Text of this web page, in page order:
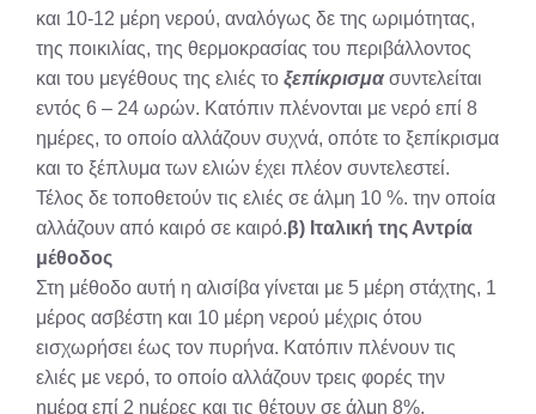
και 10-12 μέρη νερού, αναλόγως δε της ωριμότητας,
της ποικιλίας, της θερμοκρασίας του περιβάλλοντος
και του μεγέθους της ελιές το ξεπίκρισμασυντελείται
εντός 6 – 24 ωρών. Κατόπιν πλένονται με νερό επί 8
ημέρες, το οποίο αλλάζουν συχνά, οπότε το ξεπίκρισμα
και το ξέπλυμα των ελιών έχει πλέον συντελεστεί.
Τέλος δε τοποθετούν τις ελιές σε άλμη 10 %. την οποία
αλλάζουν από καιρό σε καιρό.β) Ιταλική της Αντρία
μέθοδος
Στη μέθοδο αυτή η αλισίβα γίνεται με 5 μέρη στάχτης, 1
μέρος ασβέστη και 10 μέρη νερού μέχρις ότου
εισχωρήσει έως τον πυρήνα. Κατόπιν πλένουν τις
ελιές με νερό, το οποίο αλλάζουν τρεις φορές την
ημέρα επί 2 ημέρες και τις θέτουν σε άλμη 8%.